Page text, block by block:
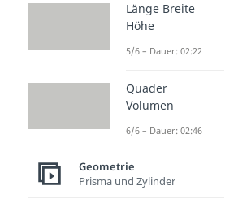
Länge Breite
Höhe
5/6 – Dauer: 02:22
Quader
Volumen
6/6 – Dauer: 02:46
Geometrie
Prisma und Zylinder